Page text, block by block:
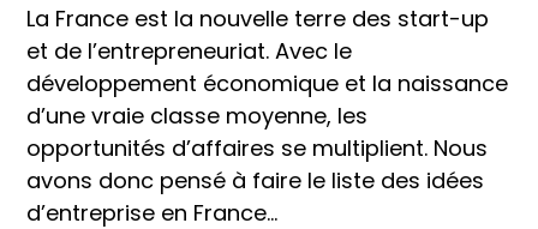
La France est la nouvelle terre des start-up
et de l’entrepreneuriat. Avec le
développement économique et la naissance
d’une vraie classe moyenne, les
opportunités d’affaires se multiplient. Nous
avons donc pensé à faire le liste des idées
d’entreprise en France...